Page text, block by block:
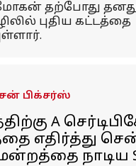
மோகன் தற்போது
புதிய கட்டத்தை
சன் பிக்சர்ஸ்
A
எதிர்த்து
நாடிய